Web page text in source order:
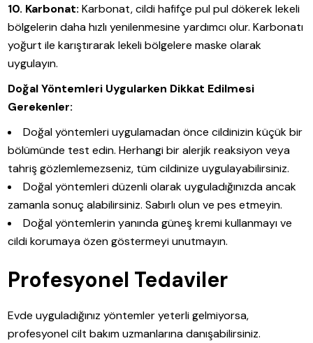
10. Karbonat: Karbonat, cildi hafifçe pul pul dökerek lekeli
bölgelerin daha hızlı yenilenmesine yardımcı olur. Karbonatı
yoğurt ile karıştırarak lekeli bölgelere maske olarak
uygulayın.
Doğal Yöntemleri Uygularken Dikkat Edilmesi
Gerekenler:
Doğal yöntemleri uygulamadan önce cildinizin küçük bir
bölümünde test edin. Herhangi bir alerjik reaksiyon veya
tahriş gözlemlemezseniz, tüm cildinize uygulayabilirsiniz.
Doğal yöntemleri düzenli olarak uyguladığınızda ancak
zamanla sonuç alabilirsiniz. Sabırlı olun ve pes etmeyin.
Doğal yöntemlerin yanında güneş kremi kullanmayı ve
cildi korumaya özen göstermeyi unutmayın.
Profesyonel Tedaviler
Evde uyguladığınız yöntemler yeterli gelmiyorsa,
profesyonel cilt bakım uzmanlarına danışabilirsiniz.